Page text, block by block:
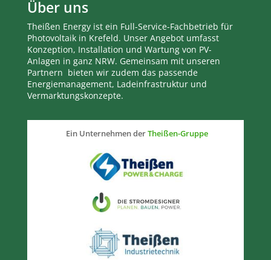
Über uns
Theißen Energy ist ein Full-Service-Fachbetrieb für
Photovoltaik in Krefeld. Unser Angebot umfasst
Konzeption, Installation und Wartung von PV-
Anlagen in ganz NRW. Gemeinsam mit unseren
Partnern bieten wir zudem das passende
Energiemanagement, Ladeinfrastruktur und
Vermarktungskonzepte.
Ein Unternehmen derTheißen-Gruppe